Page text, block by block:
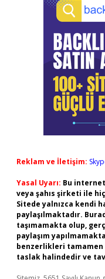
Reklam ve İletişim:
Yasal Uyarı: Bu
veya şahıs şirketi ile
Sitede yalnızca kendi
paylaşılmaktadır.
taşımamakta olup,
paylaşım
benzerlikleri
taslak halindedir ve